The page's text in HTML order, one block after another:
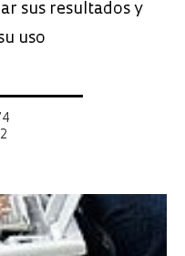
sus resultados y
uso